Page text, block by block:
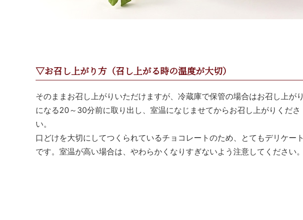
▽お召し上がり方（召し上がる時の温度が大切）
そのままお召し上がりいただけますが、冷蔵庫で保管の場合はお召し上がり
になる20～30分前に取り出し、室温になじませてからお召し上がりくださ
い。
口どけを大切にしてつくられているチョコレートのため、とてもデリケート
です。室温が高い場合は、やわらかくなりすぎないよう注意してください。